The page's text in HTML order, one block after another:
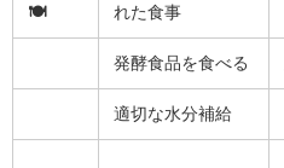
🍽️
れた食事
発酵食品を食べる
適切な水分補給